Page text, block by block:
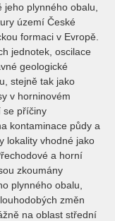
plynného obalu,
území České
formaci v Evropě.
jednotek, oscilace
geologické
stejně tak jako
v horninovém
se příčiny
kontaminace půdy a
lokality vhodné jako
a horní
zkoumány
plynného obalu,
změn
na oblast střední